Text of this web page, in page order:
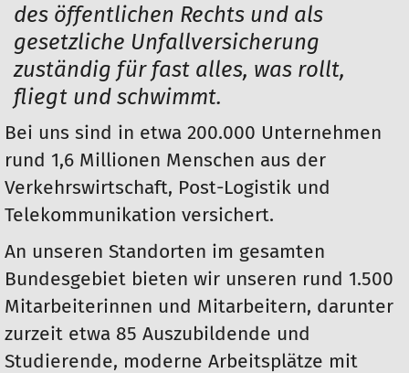
des öffentlichen Rechts und als
gesetzliche Unfallversicherung
zuständig für fast alles, was rollt,
fliegt und schwimmt.
Bei uns sind in etwa 200.000 Unternehmen
rund 1,6 Millionen Menschen aus der
Verkehrswirtschaft, Post-Logistik und
Telekommunikation versichert.
An unseren Standorten im gesamten
Bundesgebiet bieten wir unseren rund 1.500
Mitarbeiterinnen und Mitarbeitern, darunter
zurzeit etwa 85 Auszubildende und
Studierende, moderne Arbeitsplätze mit